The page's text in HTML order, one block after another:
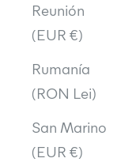
Reunión
(EUR €)
Rumanía
(RON Lei)
San Marino
(EUR €)